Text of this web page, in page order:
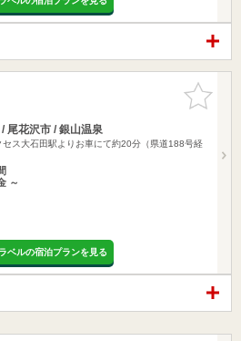
お気に入
りに追加
尾花沢市 / 銀山温泉
セス大石田駅よりお車にて約20分（県道188号経
～
ベルの宿泊プランを見る